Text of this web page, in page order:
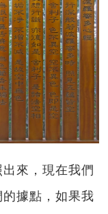
來，現在我們
據點，如果我